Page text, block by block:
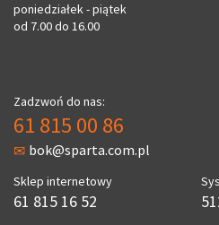
poniedziałek - piątek
od 7.00 do 16.00
Zadzwoń do nas:
61 815 00 86
bok@sparta.com.pl
Sklep internetowy
61 815 16 52